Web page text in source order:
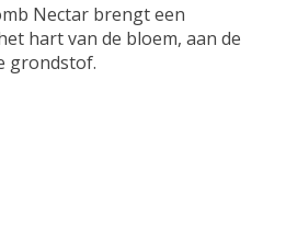
Nectar brengt een
hart van de bloem, aan de
grondstof.
product is